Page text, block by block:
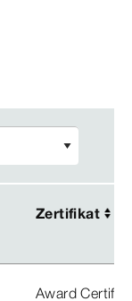
Zertifikat
Zertifikat
Award